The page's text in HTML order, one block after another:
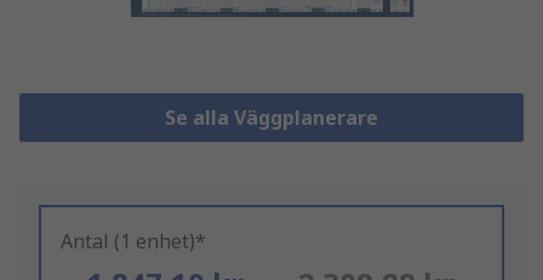
Se alla Väggplanerare
Antal (1 enhet)*